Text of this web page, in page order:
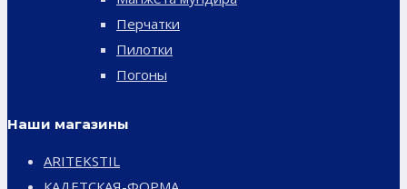
Перчатки
Пилотки
Погоны
Наши магазины
ARITEKSTIL